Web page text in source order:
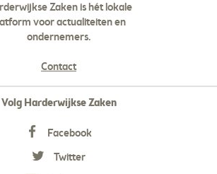
Zaken is hét lokale
voor actualiteiten en
ondernemers.
Contact
Volg Harderwijkse Zaken
Facebook
Twitter